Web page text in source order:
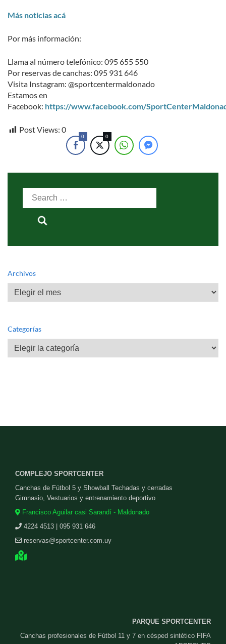
Más noticias acá
Por más información:
Llama al número telefónico: 095 655 550
Por reservas de canchas: 095 931 646
Visita Instagram: @sportcentermaldonado
Estamos en
Facebook: https://www.facebook.com/
Post Views: 0
0 0
Search
Archivos
Archivos
Categorías
Categorías
COMPLEJO SPORTCENTER
Canchas de Fútbol 5 y Showball Techadas y cerradas
Gimnasio, Vestuarios y entrenamiento deportivo
Francisco Aguilar casi Sarandí - Maldonado
4224 4513 | 095 931 646
reservas@sportcenter.com.uy
PARQUE SPORTCENTER
Canchas profesionales de Fútbol 11 y 7 en césped sintético FIFA